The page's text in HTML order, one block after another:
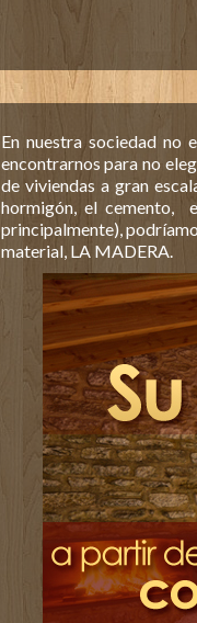
En nuestra sociedad no
encontrarnos para no
de viviendas a gran
hormigón, el cemento,
principalmente),
material, LA MADERA.